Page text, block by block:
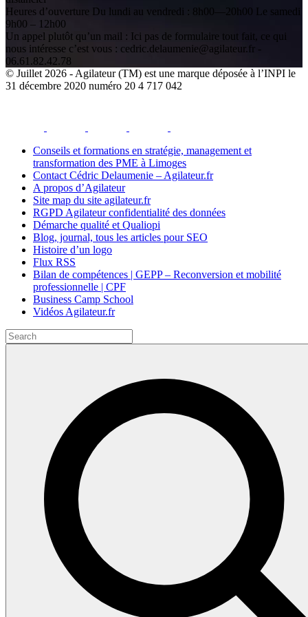
Heures d’ouverture Du lundi au vendredi : 8h00—20h00 Le samedi
9h00 – 12h00
Un appel plutôt qu’un mail : Ici pas de formulaire tout fait, ce qui
nous intéresse c’est vous : cedric.delaumenie@agilateur.fr -
06.61.82.42.78
© Juillet 2026 - Agilateur (TM) est une marque déposée à l’INPI le
31 décembre 2020 numéro 20 4 717 042
Conseils et formations en stratégie, management et
transformation des PME à Limoges
Contact Cédric Delaumenie – Agilateur.fr
A propos d’Agilateur
Site map du site agilateur.fr
RGPD Agilateur confidentialité des données
Démarche qualité et Qualiopi
Blog, journal, tous les articles pour SEO
Histoire d’un logo
Flux RSS
Bilan de compétences | GEPP – Reconversion et mobilité
professionnelle | CPF
Business Camp School
Vidéos Agilateur.fr